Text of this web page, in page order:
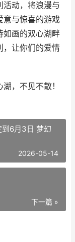
动，将浪漫与
意与惊喜的游戏
如画的双心湖畔
，让你们的爱情
，不见不散！
到6月3日 梦幻
2026-05-14
下一篇 »